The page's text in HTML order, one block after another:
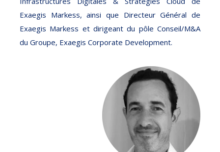
Exaegis Markess, ainsi que Directeur Général de
Exaegis Markess et dirigeant du pôle Conseil/M&A
du Groupe, Exaegis Corporate Development.